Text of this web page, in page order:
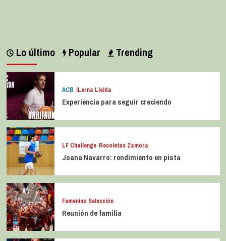
Lo último Popular Trending
ACB iLerna Lleida
Experiencia para seguir creciendo
LF Challenge Recoletas Zamora
Joana Navarro: rendimiento en pista
Femenino Selección
Reunión de familia